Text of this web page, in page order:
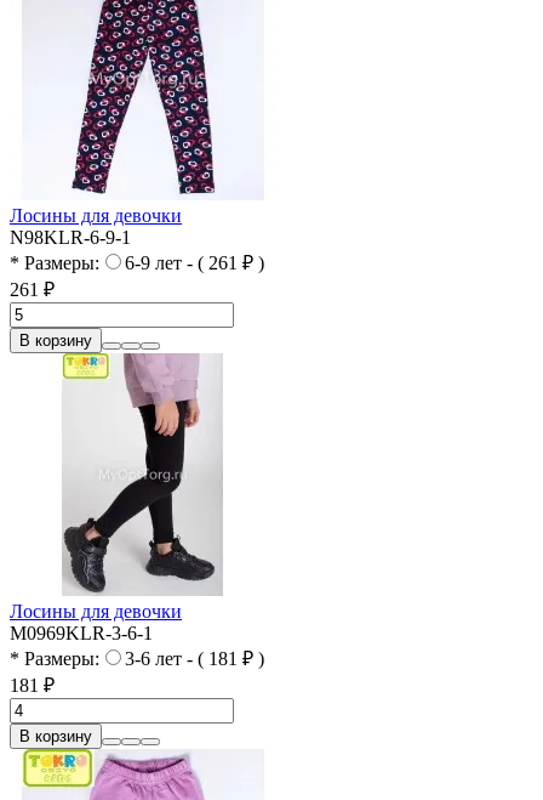
Лосины для девочки
N98KLR-6-9-1
* Размеры:
6-9 лет - ( 261 ₽ )
261 ₽
В корзину
Лосины для девочки
M0969KLR-3-6-1
* Размеры:
3-6 лет - ( 181 ₽ )
181 ₽
В корзину